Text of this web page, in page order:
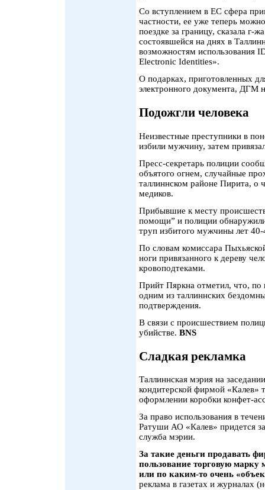
Со вступлением в ЕС сфера
частности, ее уже теперь
поездке за границу, сказала г-
состоявшейся на днях в
возможностям использования
Electronic Identities».
О подарках, приготовленных
электронного документа, ДГМ
Подожгли человека
Неизвестные преступники в
избили мужчину, затем
Пресс-секретарь полиции
объятого огнем, случайные
таллиннском районе Пирита, о
медиков.
Прибывшие к месту
помощи” и полиции
труп избитого мужчины лет 40-
По словам комиссара
ноги привязанного к дереву
кровоподтеками.
Прийт Пяркна отметил, что,
одним из таллиннских
подтверждения.
В связи с происшествием
убийстве. BNS
Сладкая рекламка
Таллиннская мэрия на
кондитерской фирмой «Калев»
оформлении коробки конфет-
За право использования в
Ратуши АО «Калев» придется
служба мэрии.
За такие деньги продавать
пользование торговую
или по каким-то очень
реклама в газетах и журналах